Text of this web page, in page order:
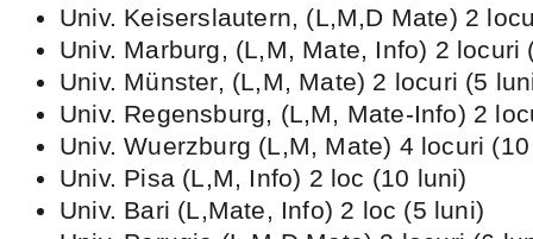
Univ. Keiserslautern, (L,M,D Mate) 2
Univ. Marburg, (L,M, Mate, Info) 2 locuri
Univ. Münster, (L,M, Mate) 2 locuri (5
Univ. Regensburg, (L,M, Mate-Info) 2
Univ. Wuerzburg (L,M, Mate) 4 locuri
Univ. Pisa (L,M, Info) 2 loc (10 luni)
Univ. Bari (L,Mate, Info) 2 loc (5 luni)